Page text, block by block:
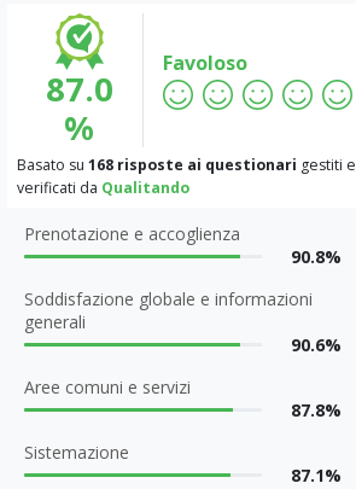
87.0
%
Favoloso
Basato su 168 risposte ai questionari gestiti e
verificati da Qualitando
Prenotazione e accoglienza
90.8%
Soddisfazione globale e informazioni
generali
90.6%
Aree comuni e servizi
87.8%
Sistemazione
87.1%